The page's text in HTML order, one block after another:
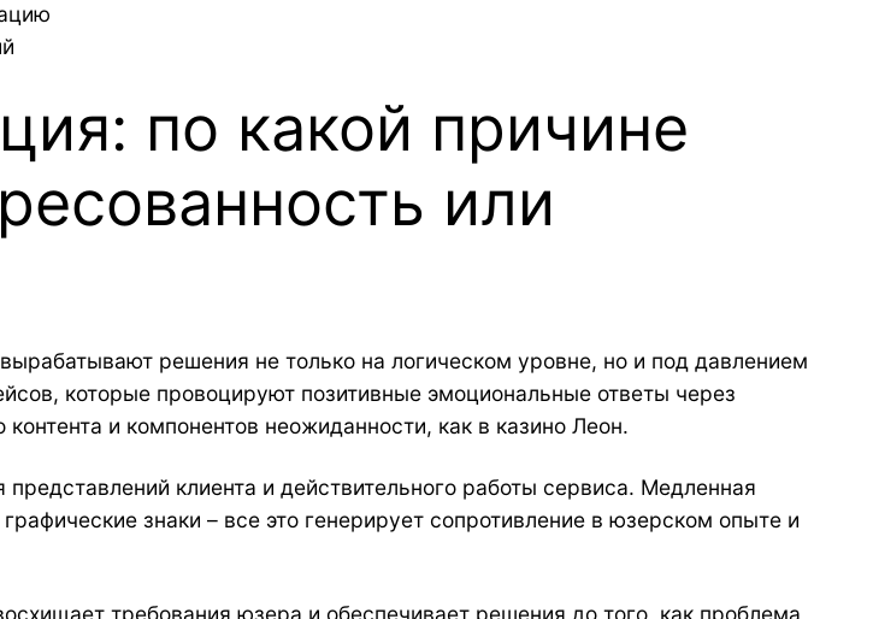
по какой причине
или
решения не только на логическом уровне, но и под давлением
которые провоцируют позитивные эмоциональные ответы через
и компонентов неожиданности, как в казино Леон.
клиента и действительного работы сервиса. Медленная
знаки – все это генерирует сопротивление в юзерском опыте и
требования юзера и обеспечивает решения до того, как проблема